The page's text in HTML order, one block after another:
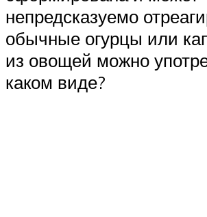
непредсказуемо
обычные огурцы или
из овощей можно
каком виде?